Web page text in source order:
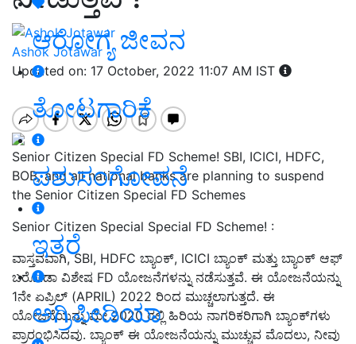
ಆರೋಗ್ಯ ಜೀವನ
ತೋಟಗಾರಿಕೆ
ಪಶುಸಂಗೋಪನೆ
ಇತರೆ
ಅಗ್ರಿಪೀಡಿಯಾ
Ashok Jotawar
Updated on: 17 October, 2022 11:07 AM IST
Senior Citizen Special FD Scheme! SBI, ICICI, HDFC,
BOB, and all national banks are planning to suspend
the Senior Citizen Special FD Schemes
Senior Citizen Special Special FD Scheme! :
ವಾಸ್ತವವಾಗಿ, SBI, HDFC ಬ್ಯಾಂಕ್, ICICI ಬ್ಯಾಂಕ್ ಮತ್ತು ಬ್ಯಾಂಕ್ ಆಫ್
ಬರೋಡಾ ವಿಶೇಷ FD ಯೋಜನೆಗಳನ್ನು ನಡೆಸುತ್ತವೆ. ಈ ಯೋಜನೆಯನ್ನು
1ನೇ ಏಪ್ರಿಲ್ (APRIL) 2022 ರಿಂದ ಮುಚ್ಚಲಾಗುತ್ತದೆ. ಈ
ಯೋಜನೆಯನ್ನು ಮೇ 2020 ರಲ್ಲಿ ಹಿರಿಯ ನಾಗರಿಕರಿಗಾಗಿ ಬ್ಯಾಂಕ್‌ಗಳು
ಪ್ರಾರಂಭಿಸಿದವು. ಬ್ಯಾಂಕ್ ಈ ಯೋಜನೆಯನ್ನು ಮುಚ್ಚುವ ಮೊದಲು, ನೀವು